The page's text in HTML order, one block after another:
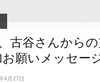
古谷さんから
願いメッセー
4月27日